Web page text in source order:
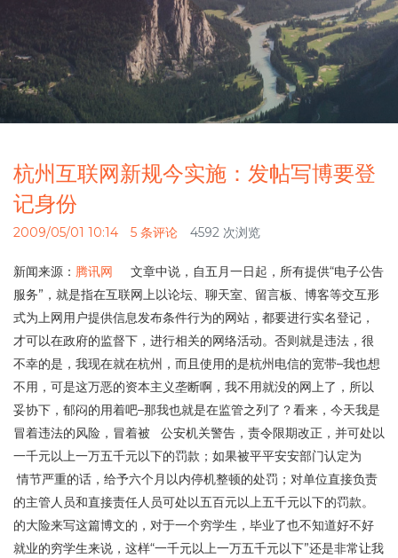
杭州互联网新规今实施：发帖写博要登
记身份
2009/05/01 10:14 5 条评论 4592 次浏览
新闻来源： 腾讯网
文章中说，自五月一日起，所有提供“电子公告
服务”，就是指在互联网上以论坛、聊天室、留言板、博客等交互形
式为上网用户提供信息发布条件行为的网站，都要进行实名登记，
才可以在政府的监督下，进行相关的网络活动。否则就是违法，很
不幸的是，我现在就在杭州，而且使用的是杭州电信的宽带–我也想
不用，可是这万恶的资本主义垄断啊，我不用就没的网上了，所以
妥协下，郁闷的用着吧–那我也就是在监管之列了？看来，今天我是
冒着违法的风险，冒着被 公安机关警告，责令限期改正，并可处以
一千元以上一万五千元以下的罚款；如果被平平安安部门认定为
情节严重的话，给予六个月以内停机整顿的处罚；对单位直接负责
的主管人员和直接责任人员可处以五百元以上五千元以下的罚款。
的大险来写这篇博文的，对于一个穷学生，毕业了也不知道好不好
就业的穷学生来说，这样“一千元以上一万五千元以下”还是非常让我